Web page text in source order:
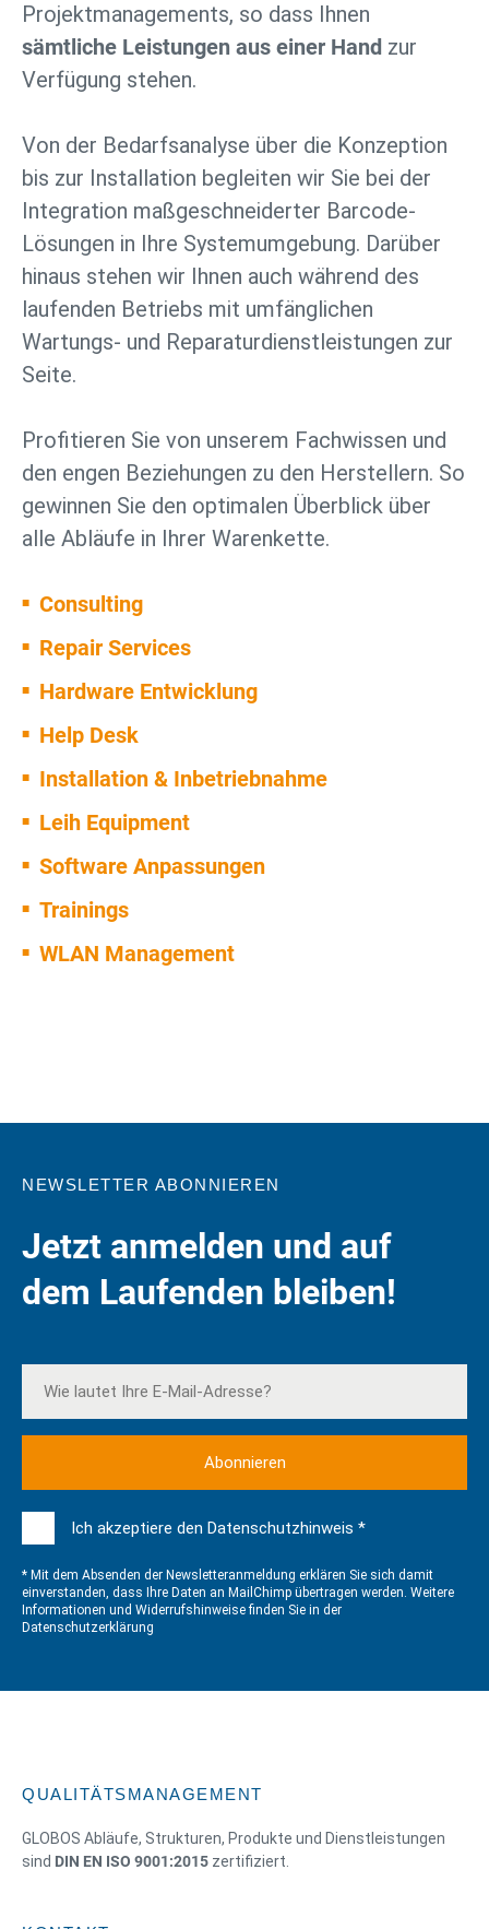
Projektmanagements, so dass Ihnen
sämtliche Leistungen aus einer Hand zur
Verfügung stehen.
Von der Bedarfsanalyse über die Konzeption
bis zur Installation begleiten wir Sie bei der
Integration maßgeschneiderter Barcode-
Lösungen in Ihre Systemumgebung. Darüber
hinaus stehen wir Ihnen auch während des
laufenden Betriebs mit umfänglichen
Wartungs- und Reparaturdienstleistungen zur
Seite.
Profitieren Sie von unserem Fachwissen und
den engen Beziehungen zu den Herstellern. So
gewinnen Sie den optimalen Überblick über
alle Abläufe in Ihrer Warenkette.
Consulting
Repair Services
Hardware Entwicklung
Help Desk
Installation & Inbetriebnahme
Leih Equipment
Software Anpassungen
Trainings
WLAN Management
NEWSLETTER ABONNIEREN
Jetzt anmelden und auf
dem Laufenden bleiben!
Ich akzeptiere den Datenschutzhinweis *
* Mit dem Absenden der Newsletteranmeldung erklären Sie sich damit
einverstanden, dass Ihre Daten an MailChimp übertragen werden. Weitere
Informationen und Widerrufshinweise finden Sie in der
Datenschutzerklärung
QUALITÄTSMANAGEMENT
GLOBOS Abläufe, Strukturen, Produkte und Dienstleistungen
sind DIN EN ISO 9001:2015 zertifiziert.